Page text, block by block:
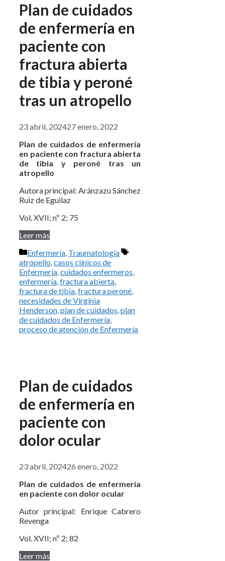
Plan de cuidados
de enfermería en
paciente con
fractura abierta
de tibia y peroné
tras un atropello
23 abril, 202427 enero, 2022
Plan de cuidados de enfermería
en paciente con fractura abierta
de tibia y peroné tras un
atropello
Autora principal: Aránzazu Sánchez
Ruiz de Eguilaz
Vol. XVII; nº 2; 75
Leer más
Categorías
Enfermería, Traumatología
Etiquetas
atropello,casos clínicos de
Enfermería,cuidados enfermeros,
enfermería,fractura abierta,
fractura de tibia,fractura peroné,
necesidades de Virginia
Henderson,plan de cuidados,plan
de cuidados de Enfermería,
proceso de atención de Enfermería
Plan de cuidados
de enfermería en
paciente con
dolor ocular
23 abril, 202426 enero, 2022
Plan de cuidados de enfermería
en paciente con dolor ocular
Autor principal: Enrique Cabrero
Revenga
Vol. XVII; nº 2; 82
Leer más